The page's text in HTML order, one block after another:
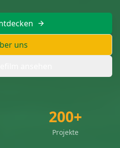
uns
200+
Projekte